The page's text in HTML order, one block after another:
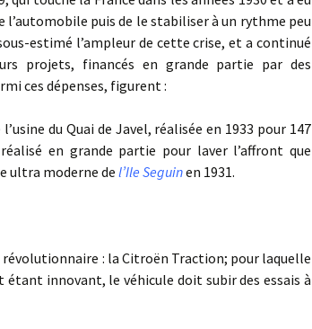
puis de le stabiliser à un rythme peu
estimé l’ampleur de cette crise, et a continué
projets, financés en grande partie par des
ces dépenses, figurent :
du Quai de Javel, réalisée en 1933 pour 147
en grande partie pour laver l’affront que
ultra moderne de l’Ile Seguinen 1931.
: la Citroën Traction; pour laquelle
innovant, le véhicule doit subir des essais à